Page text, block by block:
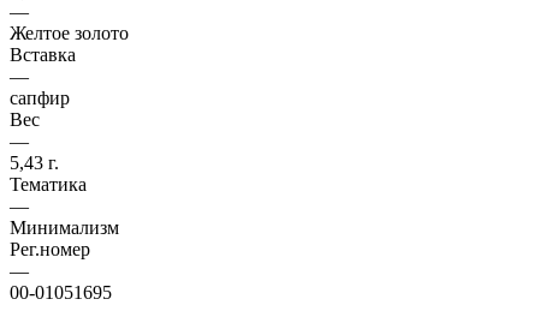
—
Желтое золото
Вставка
—
сапфир
Вес
—
5,43 г.
Тематика
—
Минимализм
Рег.номер
—
00-01051695